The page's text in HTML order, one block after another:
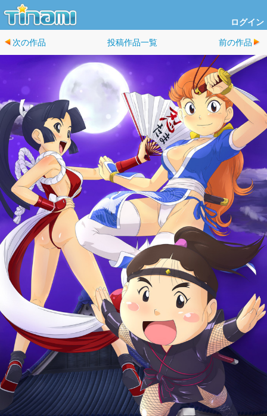
ログイン
次の作品 投稿作品一覧 前の作品